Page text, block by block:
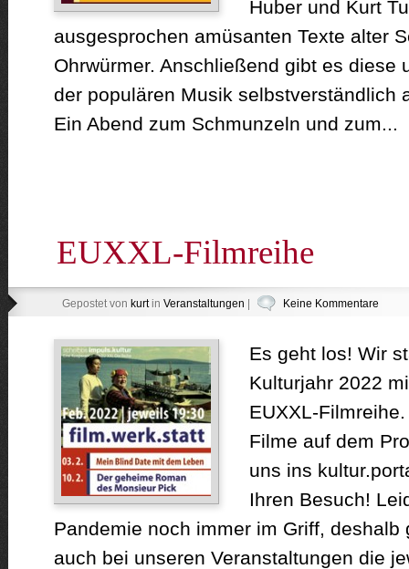
Huber und Kurt
ausgesprochen amüsanten Texte alter
Ohrwürmer. Anschließend gibt es diese
der populären Musik selbstverständlich
Ein Abend zum Schmunzeln und zum...
EUXXL-Filmreihe
Gepostet von kurtin Veranstaltungen Keine Kommentare
Es geht los! Wir
Kulturjahr 2022
EUXXL-
Filme auf dem
uns ins
Ihren Besuch!
Pandemie noch immer im Griff,
auch bei unseren Veranstaltungen die